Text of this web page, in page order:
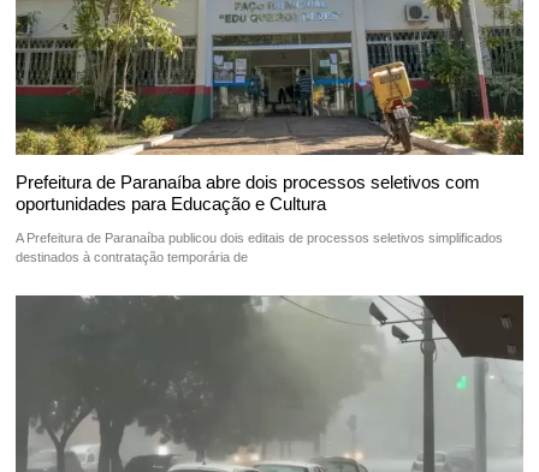
Prefeitura de Paranaíba abre dois processos seletivos com
oportunidades para Educação e Cultura
A Prefeitura de Paranaíba publicou dois editais de processos seletivos simplificados
destinados à contratação temporária de